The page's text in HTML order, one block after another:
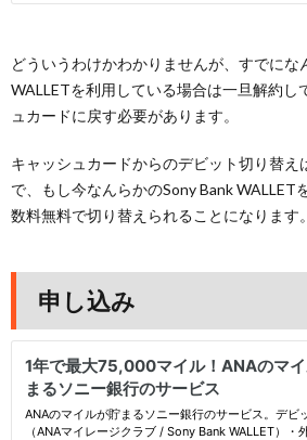
どういうわけかわかりませんが、すでにな
WALLETを利用している場合は一旦解約し
ュカードに戻す必要があります。
キャッシュカードからのデビット切り替え
で、もし今なんらかのSony Bank WALLET
数料無料で切り替えられることになります。
申し込み